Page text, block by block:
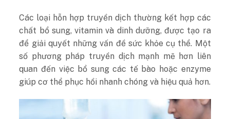
Các loại hỗn hợp truyền dịch thường kết hợp các
chất bổ sung, vitamin và dinh dưỡng, được tạo ra
để giải quyết những vấn đề sức khỏe cụ thể. Một
số phương pháp truyền dịch mạnh mẽ hơn liên
quan đến việc bổ sung các tế bào hoặc enzyme
giúp cơ thể phục hồi nhanh chóng và hiệu quả hơn.